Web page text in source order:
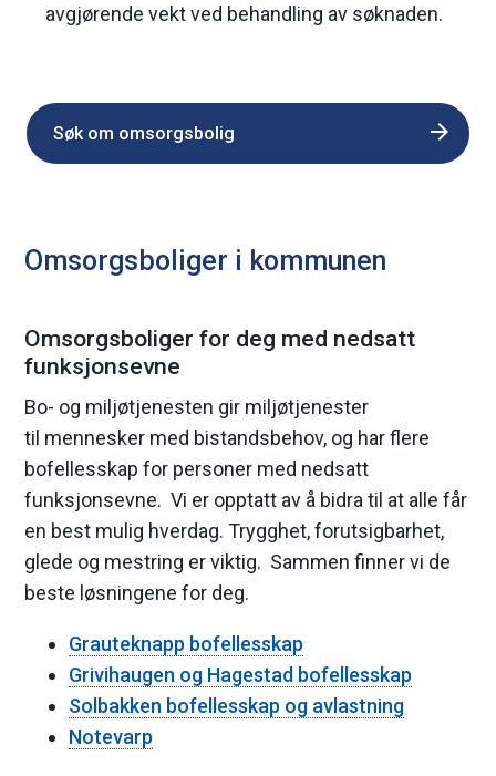
avgjørende vekt ved behandling av søknaden.
Søk om omsorgsbolig
Omsorgsboliger i kommunen
Omsorgsboliger for deg med nedsatt
funksjonsevne
Bo- og miljøtjenesten gir miljøtjenester
til mennesker med bistandsbehov, og har flere
bofellesskap for personer med nedsatt
funksjonsevne. Vi er opptatt av å bidra til at alle får
en best mulig hverdag. Trygghet, forutsigbarhet,
glede og mestring er viktig. Sammen finner vi de
beste løsningene for deg.
Grauteknapp bofellesskap
Grivihaugen og Hagestad bofellesskap
Solbakken bofellesskap og avlastning
Notevarp